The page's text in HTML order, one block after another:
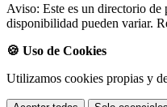
Aviso: Este es un directorio
disponibilidad pueden variar.
🍪 Uso de Cookies
Utilizamos cookies propias y